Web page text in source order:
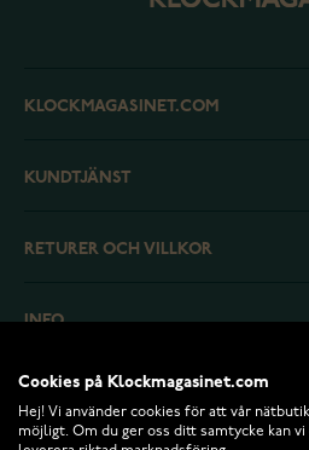
KLOCKMAGASINET.COM
KUNDTJÄNST
RETURER OCH VILLKOR
INFO
Cookies på Klockmagasinet.com
Hej! Vi använder cookies för att vår
möjligt. Om du ger oss ditt samtycke kan